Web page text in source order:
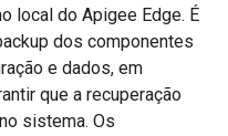
local do Apigee Edge. É
dos componentes
e dados, em
que a recuperação
sistema. Os